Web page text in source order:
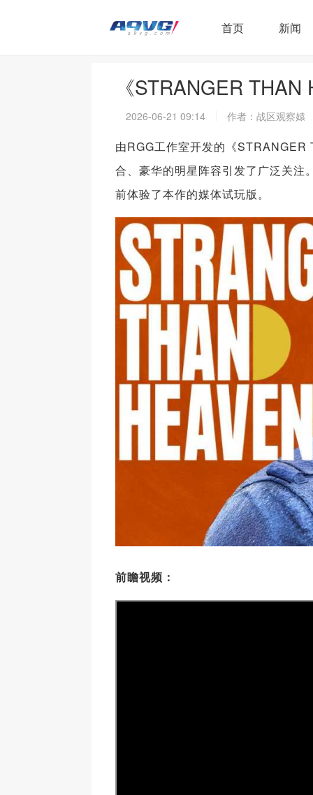
首页 新闻
《STRANGER
2026-06-21 09:14 作者：战区观察媴
由RGG工作室开发的《
合、豪华的明星阵容引发了广泛关
前体验了本作的媒体试玩版。
前瞻视频：